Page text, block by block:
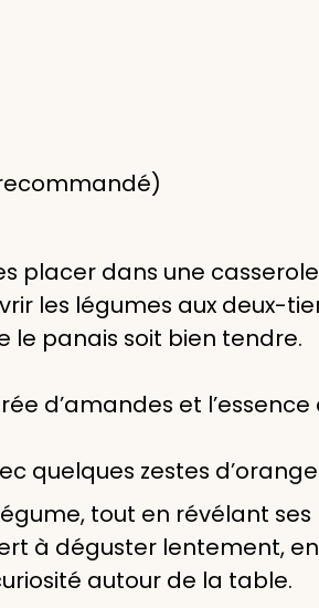
placer dans une
les légumes aux deux-
le panais soit bien tendre.
d’amandes et
quelques zestes
tout en révélant ses
à déguster lentement,
autour de la table.